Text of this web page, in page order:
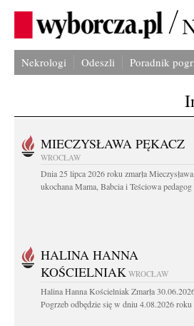
Nekrologi Odeszli Poradnik
MIECZYSŁAWA PĘKACZ
WROCŁAW
Dnia 25 lipca 2026 roku zmarła
ukochana Mama, Babcia i Teściowa pedagog
HALINA HANNA
KOŚCIELNIAK WROCŁAW
Halina Hanna Kościelniak Zmarła
Pogrzeb odbędzie się w dniu 4.08.2026 roku